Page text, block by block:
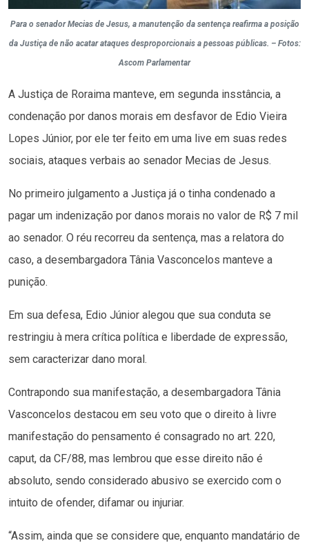
Para o senador Mecias de Jesus, a manutenção da sentença reafirma a posição
da Justiça de não acatar ataques desproporcionais a pessoas públicas. – Fotos:
Ascom Parlamentar
A Justiça de Roraima manteve, em segunda insstância, a
condenação por danos morais em desfavor de Edio Vieira
Lopes Júnior, por ele ter feito em uma live em suas redes
sociais, ataques verbais ao senador Mecias de Jesus.
No primeiro julgamento a Justiça já o tinha condenado a
pagar um indenização por danos morais no valor de R$ 7 mil
ao senador. O réu recorreu da sentença, mas a relatora do
caso, a desembargadora Tânia Vasconcelos manteve a
punição.
Em sua defesa, Edio Júnior alegou que sua conduta se
restringiu à mera crítica política e liberdade de expressão,
sem caracterizar dano moral.
Contrapondo sua manifestação, a desembargadora Tânia
Vasconcelos destacou em seu voto que o direito à livre
manifestação do pensamento é consagrado no art. 220,
caput, da CF/88, mas lembrou que esse direito não é
absoluto, sendo considerado abusivo se exercido com o
intuito de ofender, difamar ou injuriar.
“Assim, ainda que se considere que, enquanto mandatário de